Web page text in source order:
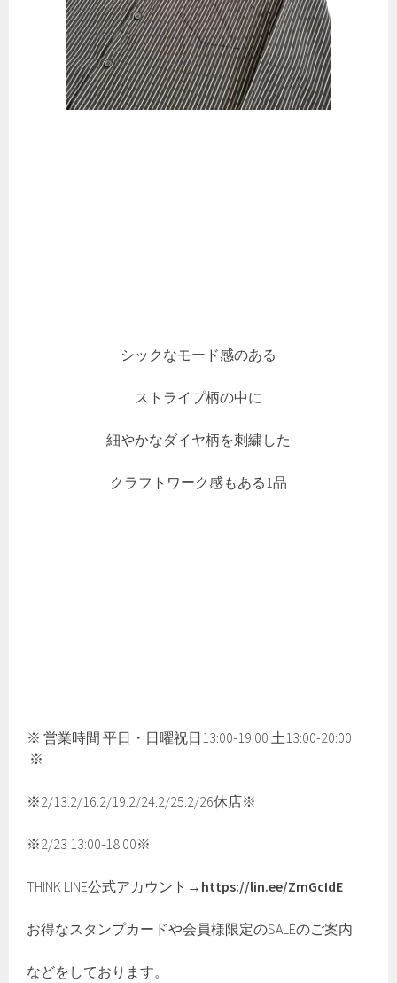
シックなモード感のある
ストライプ柄の中に
細やかなダイヤ柄を刺繍した
クラフトワーク感もある1品
※ 営業時間 平日・日曜祝日13:00-19:00 土13:00-20:00
※
※2/13.2/16.2/19.2/24.2/25.2/26休店※
※2/23 13:00-18:00※
THINK LINE公式アカウント→ https://lin.ee/ZmGcIdE
お得なスタンプカードや会員様限定のSALEのご案内
などをしております。